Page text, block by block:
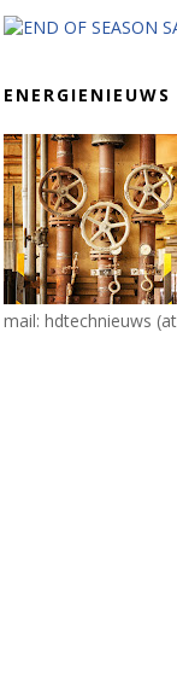
ENERGIENIEUWS
mail: hdtechnieuws